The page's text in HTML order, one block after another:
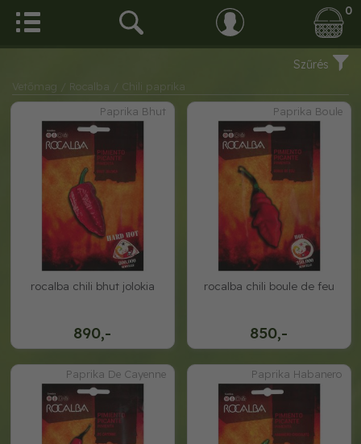
0
Szűrés
Vetőmag / Rocalba
/ Chili paprika
Paprika Bhut
890,-
rocalba chili bhut jolokia
Paprika Boule
850,-
rocalba chili boule de feu
Paprika De Cayenne Paprika Habanero